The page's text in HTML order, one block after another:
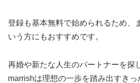
登録も基本無料で始められるため、
いう方にもおすすめです。
再婚や新たな人生のパートナーを探
marrishは理想の一歩を踏み出すきっ